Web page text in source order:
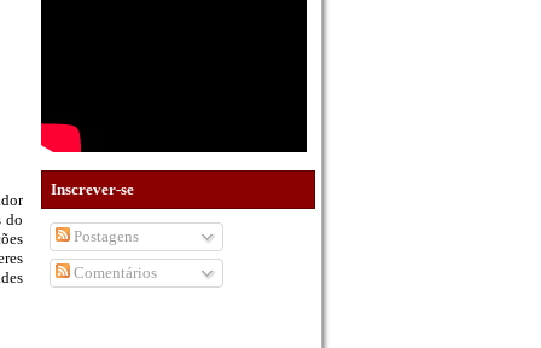
do
Inscrever-se
Postagens
Comentários